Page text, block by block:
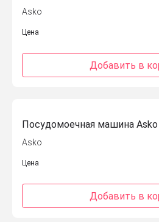
Asko
Цена
Добавить в
Посудомоечная машина Asko
Asko
Цена
Добавить в